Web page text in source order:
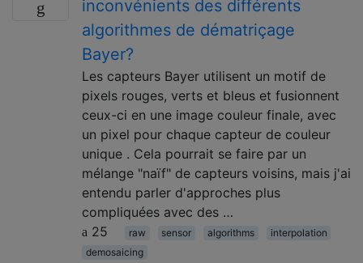
inconvénients des différents
algorithmes de dématriçage
Bayer?
Les capteurs Bayer utilisent un motif de
pixels rouges, verts et bleus et fusionnent
ceux-ci en une image couleur finale, avec
un pixel pour chaque capteur de couleur
unique . Cela pourrait se faire par un
mélange "naïf" de capteurs voisins, mais j'ai
entendu parler d'approches plus
compliquées avec des …
25
raw sensor algorithms
interpolation
demosaicing